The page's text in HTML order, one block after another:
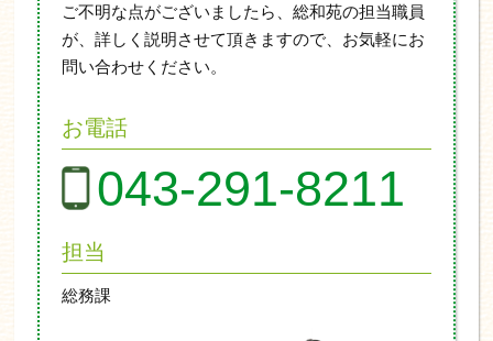
ご不明な点がございましたら、総和苑の担当職員
が、詳しく説明させて頂きますので、お気軽にお
問い合わせください。
お電話
043-291-8211
担当
総務課